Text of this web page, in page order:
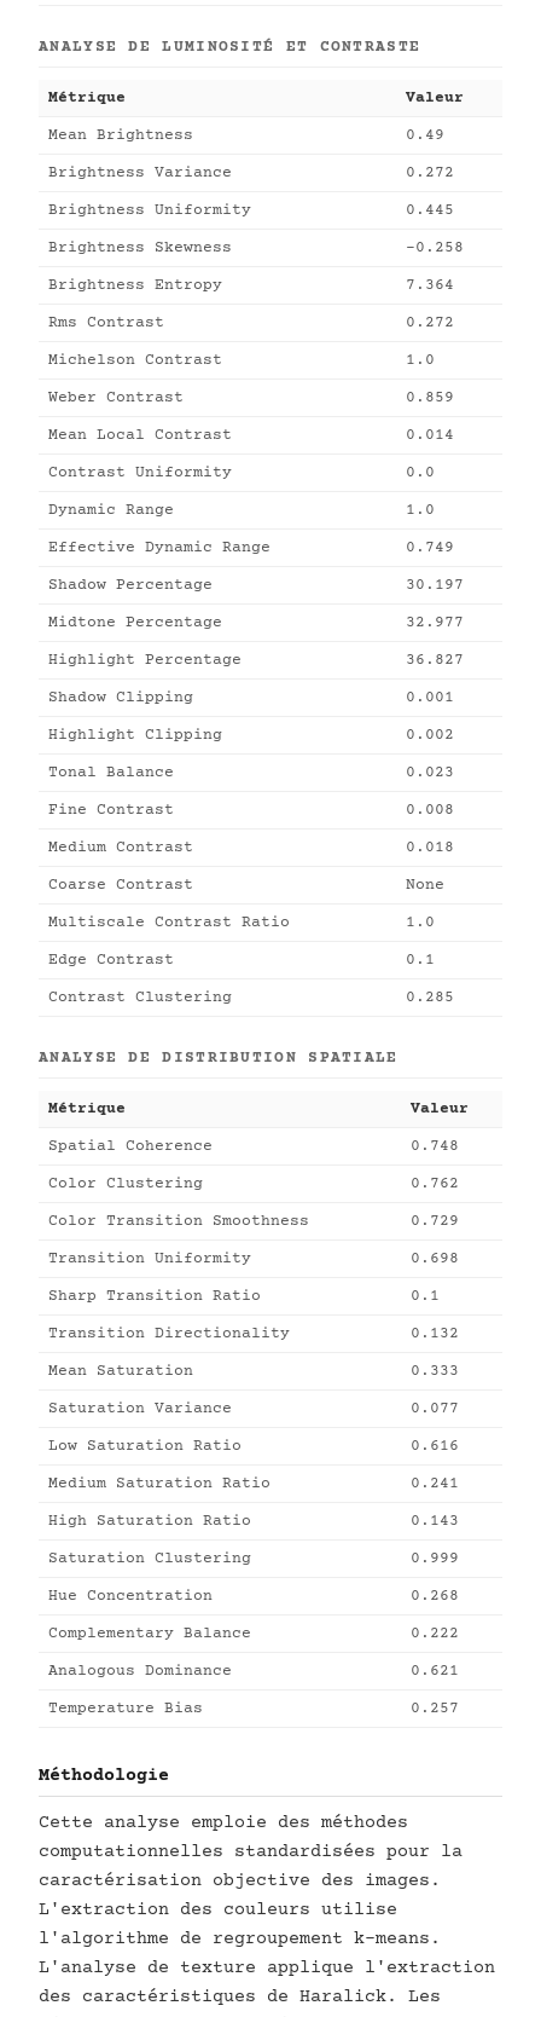
ANALYSE DE LUMINOSITÉ ET CONTRASTE
Métrique Valeur
Mean Brightness 0.49
Brightness Variance 0.272
Brightness Uniformity 0.445
Brightness Skewness -0.258
Brightness Entropy 7.364
Rms Contrast 0.272
Michelson Contrast 1.0
Weber Contrast 0.859
Mean Local Contrast 0.014
Contrast Uniformity 0.0
Dynamic Range 1.0
Effective Dynamic Range 0.749
Shadow Percentage 30.197
Midtone Percentage 32.977
Highlight Percentage 36.827
Shadow Clipping 0.001
Highlight Clipping 0.002
Tonal Balance 0.023
Fine Contrast 0.008
Medium Contrast 0.018
Coarse Contrast None
Multiscale Contrast Ratio 1.0
Edge Contrast 0.1
Contrast Clustering 0.285
ANALYSE DE DISTRIBUTION SPATIALE
Métrique Valeur
Spatial Coherence 0.748
Color Clustering 0.762
Color Transition Smoothness 0.729
Transition Uniformity 0.698
Sharp Transition Ratio 0.1
Transition Directionality 0.132
Mean Saturation 0.333
Saturation Variance 0.077
Low Saturation Ratio 0.616
Medium Saturation Ratio 0.241
High Saturation Ratio 0.143
Saturation Clustering 0.999
Hue Concentration 0.268
Complementary Balance 0.222
Analogous Dominance 0.621
Temperature Bias 0.257
Méthodologie
Cette analyse emploie des méthodes
computationnelles standardisées pour la
caractérisation objective des images.
L'extraction des couleurs utilise
l'algorithme de regroupement k-means.
L'analyse de texture applique l'extraction
des caractéristiques de Haralick. Les